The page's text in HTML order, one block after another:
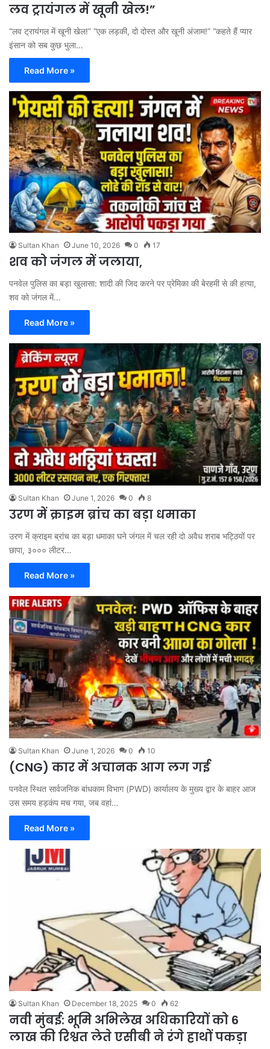
लव ट्रायंगल में खूनी खेल!”
“लव ट्रायंगल में खूनी खेल!” “एक लड़की, दो दोस्त और खूनी अंजाम!” “कहते हैं प्यार
इंसान को सब कुछ भुला…
Read More »
Sultan Khan June 10, 2026 0 17
शव को जंगल में जलाया,
पनवेल पुलिस का बड़ा खुलासा: शादी की जिद करने पर प्रेमिका की बेरहमी से की हत्या,
शव को जंगल में…
Read More »
Sultan Khan June 1, 2026 0 8
उरण में क्राइम ब्रांच का बड़ा धमाका
उरण में क्राइम ब्रांच का बड़ा धमाका घने जंगल में चल रही दो अवैध शराब भट्ठियों पर
छापा, ३००० लीटर…
Read More »
Sultan Khan June 1, 2026 0 10
(CNG) कार में अचानक आग लग गई
पनवेल स्थित सार्वजनिक बांधकाम विभाग (PWD) कार्यालय के मुख्य द्वार के बाहर आज
उस समय हड़कंप मच गया, जब वहां…
Read More »
Sultan Khan December 18, 2025 0 62
नवी मुंबई: भूमि अभिलेख अधिकारियों को 6
लाख की रिश्वत लेते एसीबी ने रंगे हाथों पकड़ा